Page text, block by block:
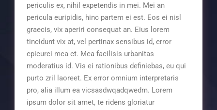
periculis ex, nihil expetendis in mei. Mei an
pericula euripidis, hinc partem ei est. Eos ei nisl
graecis, vix aperiri consequat an. Eius lorem
tincidunt vix at, vel pertinax sensibus id, error
epicurei mea et. Mea facilisis urbanitas
moderatius id. Vis ei rationibus definiebas, eu qui
purto zril laoreet. Ex error omnium interpretaris
pro, alia illum ea vicsasdwqadqwedm. Lorem
ipsum dolor sit amet, te ridens gloriatur